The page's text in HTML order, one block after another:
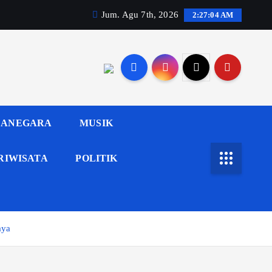
Jum. Agu 7th, 2026 2:27:05 AM
MUSIK
POLITIK